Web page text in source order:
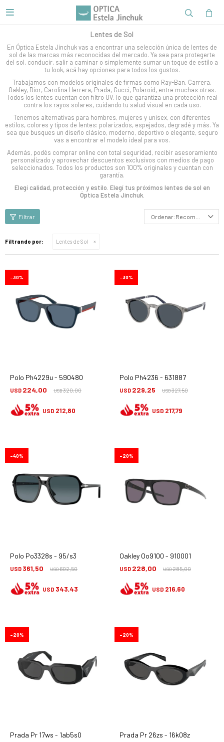

Lentes de Sol
En Óptica Estela Jinchuk vas a encontrar una selección única de lentes de
sol de las marcas más reconocidas del mercado. Ya sea para protegerte
del sol, conducir, salir a caminar o simplemente sumar un toque de estilo a
tu look, acá hay opciones para todos los gustos.
Trabajamos con modelos originales de firmas como Ray-Ban, Carrera,
Oakley, Dior, Carolina Herrera, Prada, Gucci, Polaroid, entre muchas otras.
Todos los lentes cuentan con filtro UV, lo que garantiza una protección real
contra los rayos solares, cuidando tu salud visual en cada uso.
Tenemos alternativas para hombres, mujeres y unisex, con diferentes
estilos, colores y tipos de lentes: polarizados, espejados, degradé y más. Ya
sea que busques un diseño clásico, moderno, deportivo o elegante, seguro
vas a encontrar el modelo ideal para vos.
Además, podés comprar online con total seguridad, recibir asesoramiento
personalizado y aprovechar descuentos exclusivos con medios de pago
seleccionados. Todos los productos son 100% originales y cuentan con
garantía.
Elegí calidad, protección y estilo. Elegí tus próximos lentes de sol en
Óptica Estela Jinchuk.
Recomendados
Filtrando por: Lentes de Sol
Polo Ph4229u - 590480
USD 224,00 USD320,00
30
USD 212,80
Polo Ph4236 - 631887
USD 229,25 USD327,50
30
USD 217,79
Polo Po3328s - 95/s3
USD 361,50 USD602,50
40
USD 343,43
Oakley Oo9100 - 910001
USD 228,00 USD285,00
20
USD 216,60
Prada Pr 17ws - 1ab5s0
20
Prada Pr 26zs - 16k08z
20